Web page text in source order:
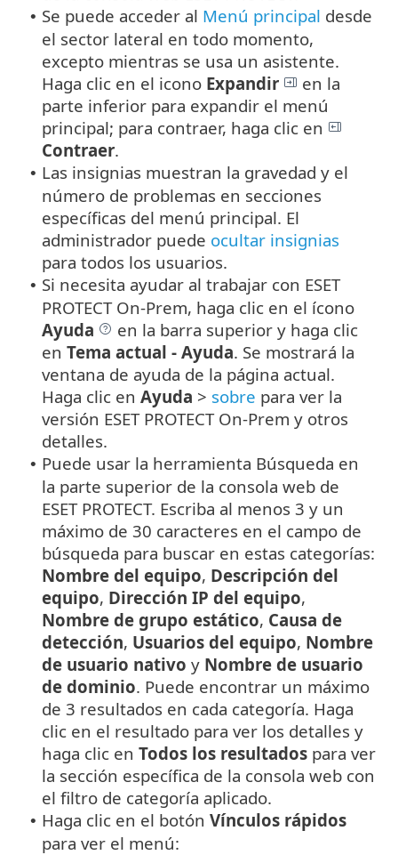
• Se puede acceder al Menú principal desde
el sector lateral en todo momento,
excepto mientras se usa un asistente.
Haga clic en el icono Expandir
en la
parte inferior para expandir el menú
principal; para contraer, haga clic en
Contraer.
• Las insignias muestran la gravedad y el
número de problemas en secciones
específicas del menú principal. El
administrador puede ocultar insignias
para todos los usuarios.
• Si necesita ayudar al trabajar con ESET
PROTECT On-Prem, haga clic en el ícono
Ayuda
en la barra superior y haga clic
en Tema actual - Ayuda. Se mostrará la
ventana de ayuda de la página actual.
Haga clic en Ayuda > sobre para ver la
versión ESET PROTECT On-Prem y otros
detalles.
• Puede usar la herramienta Búsqueda en
la parte superior de la consola web de
ESET PROTECT. Escriba al menos 3 y un
máximo de 30 caracteres en el campo de
búsqueda para buscar en estas categorías:
Nombre del equipo, Descripción del
equipo, Dirección IP del equipo,
Nombre de grupo estático, Causa de
detección, Usuarios del equipo, Nombre
de usuario nativo y Nombre de usuario
de dominio. Puede encontrar un máximo
de 3 resultados en cada categoría. Haga
clic en el resultado para ver los detalles y
haga clic en Todos los resultados para ver
la sección específica de la consola web con
el filtro de categoría aplicado.
• Haga clic en el botón Vínculos rápidos
para ver el menú: